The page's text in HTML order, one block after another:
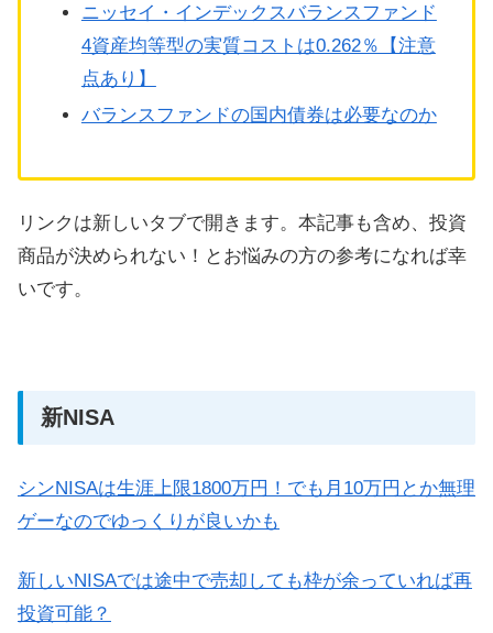
ニッセイ・インデックスバランスファンド
4資産均等型の実質コストは0.262％【注意
点あり】
バランスファンドの国内債券は必要なのか
リンクは新しいタブで開きます。本記事も含め、投資
商品が決められない！とお悩みの方の参考になれば幸
いです。
新NISA
シンNISAは生涯上限1800万円！でも月10万円とか無理
ゲーなのでゆっくりが良いかも
新しいNISAでは途中で売却しても枠が余っていれば再
投資可能？